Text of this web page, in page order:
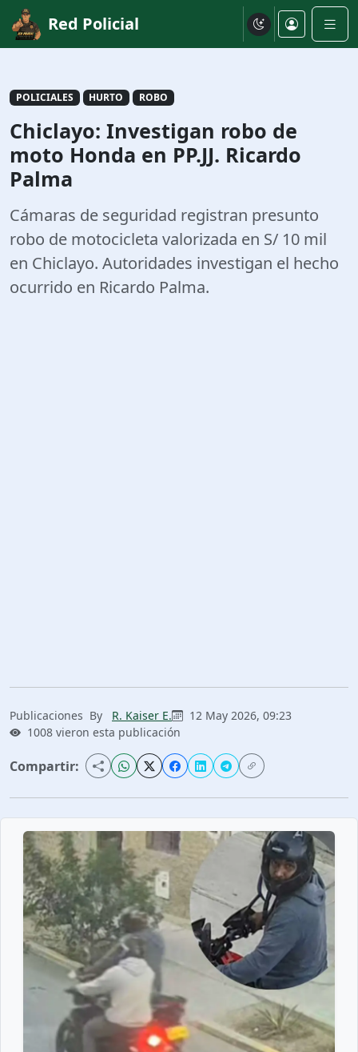
Red Policial
POLICIALES HURTO ROBO
Chiclayo: Investigan robo de
moto Honda en PP.JJ. Ricardo
Palma
Cámaras de seguridad registran presunto
robo de motocicleta valorizada en S/ 10 mil
en Chiclayo. Autoridades investigan el hecho
ocurrido en Ricardo Palma.
Publicaciones By R. Kaiser E.
12 May 2026, 09:23
1008 vieron esta publicación
Compartir: